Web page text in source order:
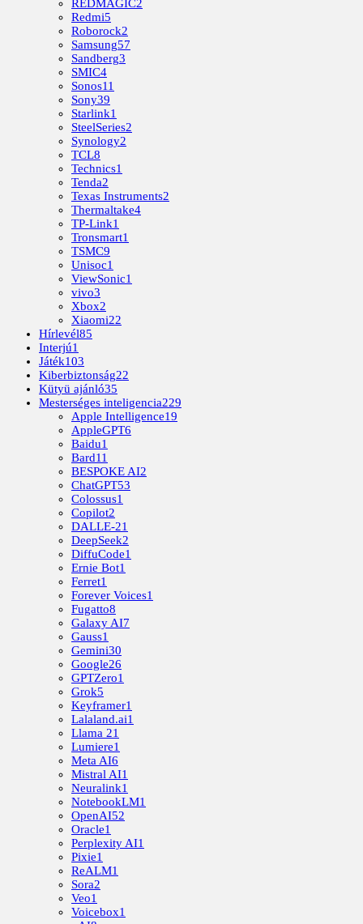
REDMAGIC2
Redmi5
Roborock2
Samsung57
Sandberg3
SMIC4
Sonos11
Sony39
Starlink1
SteelSeries2
Synology2
TCL8
Technics1
Tenda2
Texas Instruments2
Thermaltake4
TP-Link1
Tronsmart1
TSMC9
Unisoc1
ViewSonic1
vivo3
Xbox2
Xiaomi22
Hírlevél85
Interjú1
Játék103
Kiberbiztonság22
Kütyü ajánló35
Mesterséges inteligencia229
Apple Intelligence19
AppleGPT6
Baidu1
Bard11
BESPOKE AI2
ChatGPT53
Colossus1
Copilot2
DALLE-21
DeepSeek2
DiffuCode1
Ernie Bot1
Ferret1
Forever Voices1
Fugatto8
Galaxy AI7
Gauss1
Gemini30
Google26
GPTZero1
Grok5
Keyframer1
Lalaland.ai1
Llama 21
Lumiere1
Meta AI6
Mistral AI1
Neuralink1
NotebookLM1
OpenAI52
Oracle1
Perplexity AI1
Pixie1
ReALM1
Sora2
Veo1
Voicebox1